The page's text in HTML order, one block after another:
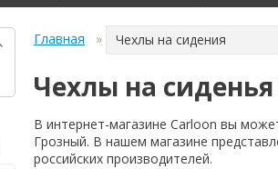
Главная Чехлы на сидения
Чехлы на
В интернет-магазине Carloon вы
Грозный. В нашем магазине
российских производителей.